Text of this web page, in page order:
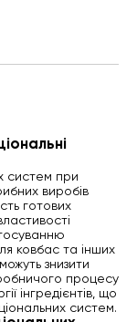
систем при
виробів
готових
ковбас та інших
знизити
процесу
інгредієнтів, що
систем.